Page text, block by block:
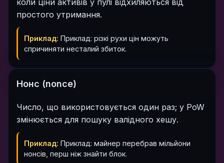
коли ціни активів у пулі відхиляються від
простого утримання.
Приклад: Приклад: різкі рухи цін можуть
спричиняти несталий збиток.
Нонс (nonce)
Число, що використовується один раз; у PoW
змінюється для пошуку валідного хешу.
Приклад: Приклад: майнер перебрав мільйони
нонсів, перш ніж знайти блок.